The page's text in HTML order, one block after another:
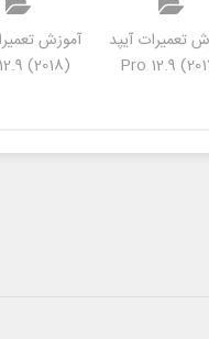
تعمیرات آیپد
آموزش
(Pro 12.9 (2018